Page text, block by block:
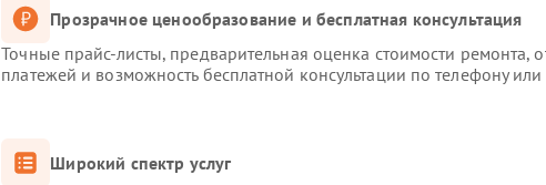
Прозрачное ценообразование и бесплатная консультация
Точные прайс-листы, предварительная оценка стоимости ремонта,
платежей и возможность бесплатной консультации по телефону
Широкий спектр услуг